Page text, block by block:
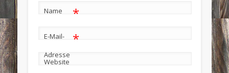
Name *
E-Mail-
Adresse
*
Website